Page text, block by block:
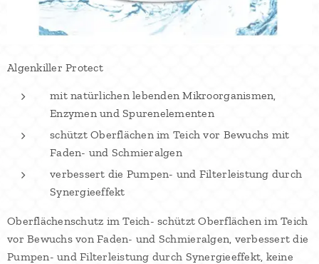
Algenkiller Protect
mit natürlichen lebenden Mikroorganismen,
Enzymen und Spurenelementen
schützt Oberflächen im Teich vor Bewuchs mit
Faden- und Schmieralgen
verbessert die Pumpen- und Filterleistung durch
Synergieeffekt
Oberflächenschutz im Teich- schützt Oberflächen im Teich
vor Bewuchs von Faden- und Schmieralgen, verbessert die
Pumpen- und Filterleistung durch Synergieeffekt, keine